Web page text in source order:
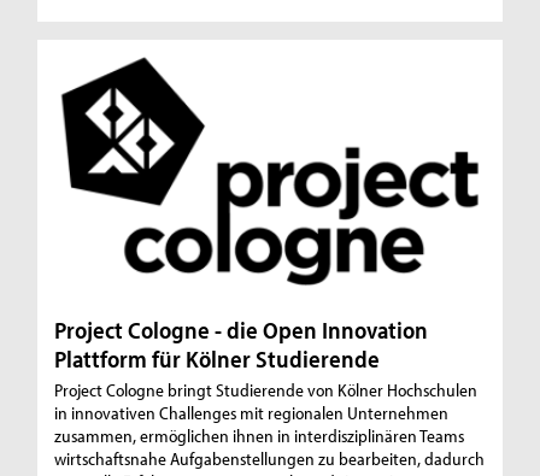
Project Cologne - die Open Innovation
Plattform für Kölner Studierende
Project Cologne bringt Studierende von Kölner Hochschulen
in innovativen Challenges mit regionalen Unternehmen
zusammen, ermöglichen ihnen in interdisziplinären Teams
wirtschaftsnahe Aufgabenstellungen zu bearbeiten, dadurch